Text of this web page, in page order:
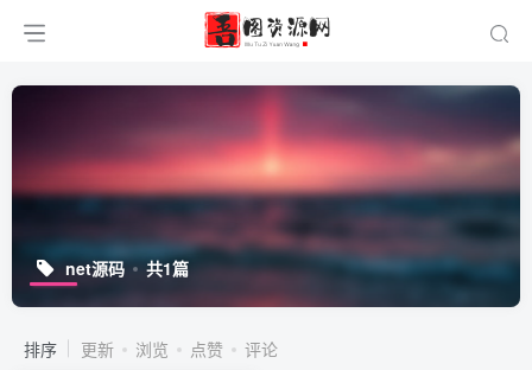
net源码 共1篇
排序 更新 浏览 点赞 评论